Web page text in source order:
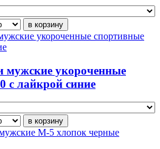
мужские укороченные
с лайкрой синие